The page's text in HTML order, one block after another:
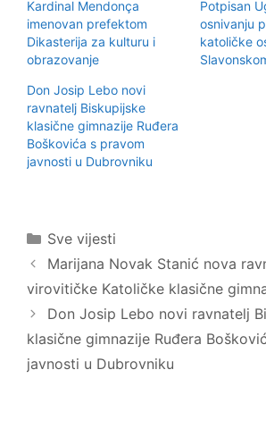
l
i
n
a
T
w
t
t
e
r
(
O
t
e
n
v
o
m
p
r
o
o
p
o
d
i
i
e
n
F
a
c
u
O
v
a
r
a
s
e
u
n
Kardinal Mendonça
imenovan prefektom
Dikasterija za kulturu i
obrazovanje
Potpisan
osnivanju
katoličke
Don Josip Lebo novi
ravnatelj Biskupijske
klasične gimnazije Ruđera
Boškovića s pravom
javnosti u Dubrovniku
Kategorije
Sve vijesti
Marijana Novak Stanić nova
virovitičke Katoličke klasične
Don Josip Lebo novi ravnatelj
klasične gimnazije Ruđera
javnosti u Dubrovniku